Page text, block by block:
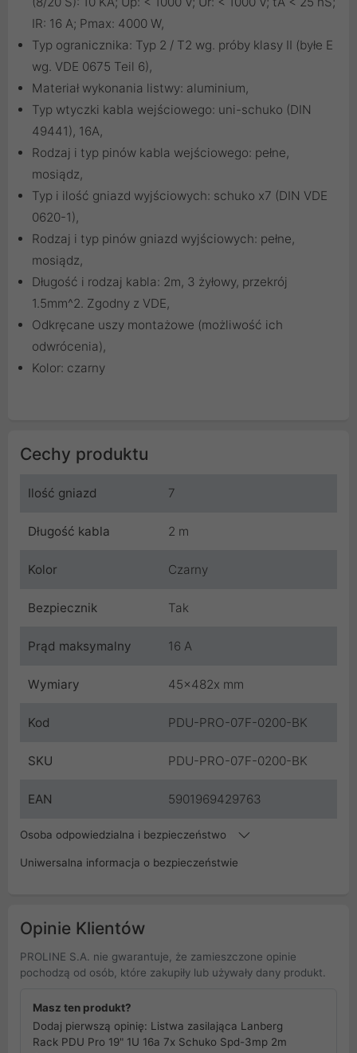
IR: 16 A; Pmax: 4000 W,
Typ ogranicznika: Typ 2 / T2 wg. próby klasy II (byłe E
wg. VDE 0675 Teil 6),
Materiał wykonania listwy: aluminium,
Typ wtyczki kabla wejściowego: uni-schuko (DIN
49441), 16A,
Rodzaj i typ pinów kabla wejściowego: pełne,
mosiądz,
Typ i ilość gniazd wyjściowych: schuko x7 (DIN VDE
0620-1),
Rodzaj i typ pinów gniazd wyjściowych: pełne,
mosiądz,
Długość i rodzaj kabla: 2m, 3 żyłowy, przekrój
1.5mm^2. Zgodny z VDE,
Odkręcane uszy montażowe (możliwość ich
odwrócenia),
Kolor: czarny
Cechy produktu
Ilość gniazd 7
Długość kabla 2 m
Kolor Czarny
Bezpiecznik Tak
Prąd maksymalny 16 A
Wymiary 45x482x mm
Kod PDU-PRO-07F-0200-BK
SKU PDU-PRO-07F-0200-BK
EAN 5901969429763
Osoba odpowiedzialna i bezpieczeństwo
Uniwersalna informacja o bezpieczeństwie
Opinie Klientów
PROLINE S.A. nie gwarantuje, że zamieszczone opinie
pochodzą od osób, które zakupiły lub używały dany produkt.
Masz ten produkt?
Dodaj pierwszą opinię: Listwa zasilająca Lanberg
Rack PDU Pro 19" 1U 16a 7x Schuko Spd-3mp 2m